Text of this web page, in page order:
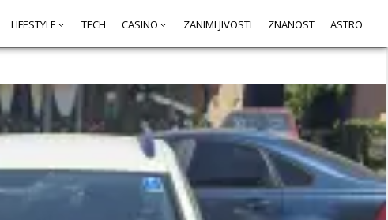
LIFESTYLE TECH CASINO ZANIMLJIVOSTI ZNANOST ASTRO